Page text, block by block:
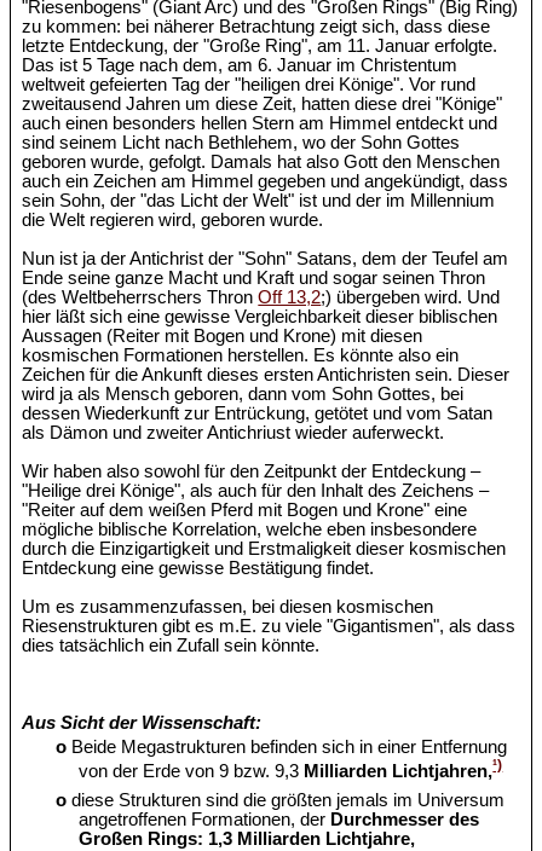
"Riesenbogens" (Giant Arc) und des "Großen Rings" (Big Ring)
zu kommen: bei näherer Betrachtung zeigt sich, dass diese
letzte Entdeckung, der "Große Ring", am 11. Januar erfolgte.
Das ist 5 Tage nach dem, am 6. Januar im Christentum
weltweit gefeierten Tag der "heiligen drei Könige". Vor rund
zweitausend Jahren um diese Zeit, hatten diese drei "Könige"
auch einen besonders hellen Stern am Himmel entdeckt und
sind seinem Licht nach Bethlehem, wo der Sohn Gottes
geboren wurde, gefolgt. Damals hat also Gott den Menschen
auch ein Zeichen am Himmel gegeben und angekündigt, dass
sein Sohn, der "das Licht der Welt" ist und der im Millennium
die Welt regieren wird, geboren wurde.
Nun ist ja der Antichrist der "Sohn" Satans, dem der Teufel am
Ende seine ganze Macht und Kraft und sogar seinen Thron
(des Weltbeherrschers ThronOff 13,2;) übergeben wird. Und
hier läßt sich eine gewisse Vergleichbarkeit dieser biblischen
Aussagen (Reiter mit Bogen und Krone) mit diesen
kosmischen Formationen herstellen. Es könnte also ein
Zeichen für die Ankunft dieses ersten Antichristen sein. Dieser
wird ja als Mensch geboren, dann vom Sohn Gottes, bei
dessen Wiederkunft zur Entrückung, getötet und vom Satan
als Dämon und zweiter Antichriust wieder auferweckt.
Wir haben also sowohl für den Zeitpunkt der Entdeckung –
"Heilige drei Könige", als auch für den Inhalt des Zeichens –
"Reiter auf dem weißen Pferd mit Bogen und Krone" eine
mögliche biblische Korrelation, welche eben insbesondere
durch die Einzigartigkeit und Erstmaligkeit dieser kosmischen
Entdeckung eine gewisse Bestätigung findet.
Um es zusammenzufassen, bei diesen kosmischen
Riesenstrukturen gibt es m.E. zu viele "Gigantismen", als dass
dies tatsächlich ein Zufall sein könnte.
Aus Sicht der Wissenschaft:
o Beide Megastrukturen befinden sich in einer Entfernung
von der Erde von 9 bzw. 9,3 Milliarden Lichtjahren,¹)
o diese Strukturen sind die größten jemals im Universum
angetroffenen Formationen, der Durchmesser des
Großen Rings: 1,3 Milliarden Lichtjahre,